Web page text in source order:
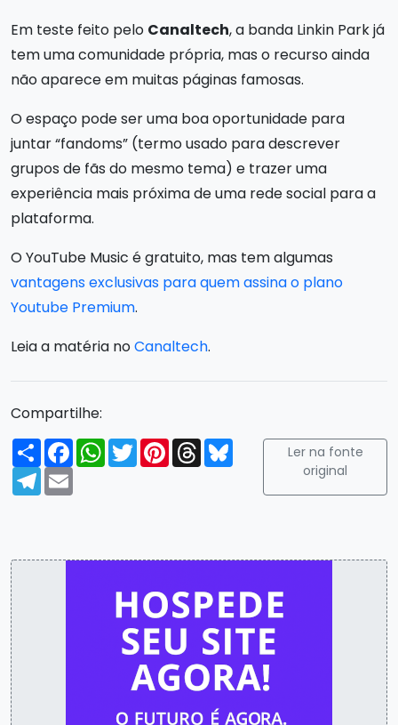
Em teste feito pelo Canaltech, a banda Linkin Park já
tem uma comunidade própria, mas o recurso ainda
não aparece em muitas páginas famosas.
O espaço pode ser uma boa oportunidade para
juntar “fandoms” (termo usado para descrever
grupos de fãs do mesmo tema) e trazer uma
experiência mais próxima de uma rede social para a
plataforma.
O YouTube Music é gratuito, mas tem algumas
vantagens exclusivas para quem assina o plano
Youtube Premium.
Leia a matéria noCanaltech.
Compartilhe:
Compartilhar
FacebookWhatsApp
TwitterPinterest
ThreadsBluesky
Telegram
Email
Ler na fonte
original